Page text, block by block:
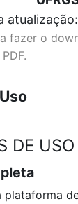
fazer o
DE
plataforma